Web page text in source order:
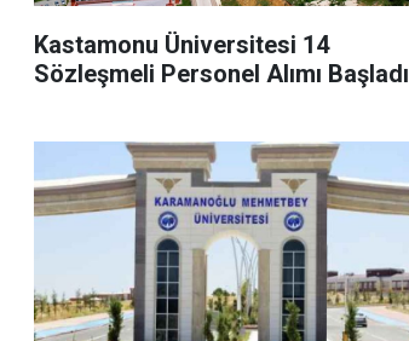
Kastamonu Üniversitesi 14
Sözleşmeli Personel Alımı Başladı